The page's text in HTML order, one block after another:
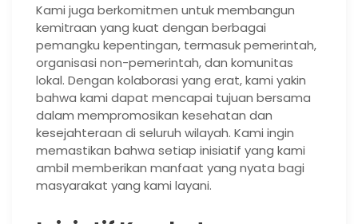
Kami juga berkomitmen untuk membangun
kemitraan yang kuat dengan berbagai
pemangku kepentingan, termasuk pemerintah,
organisasi non-pemerintah, dan komunitas
lokal. Dengan kolaborasi yang erat, kami yakin
bahwa kami dapat mencapai tujuan bersama
dalam mempromosikan kesehatan dan
kesejahteraan di seluruh wilayah. Kami ingin
memastikan bahwa setiap inisiatif yang kami
ambil memberikan manfaat yang nyata bagi
masyarakat yang kami layani.